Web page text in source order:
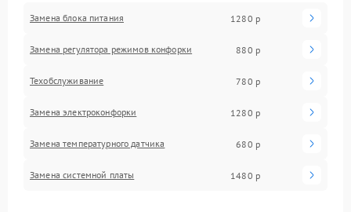
Замена блока питания 1280 р
Замена регулятора режимов конфорки 880 р
Техобслуживание 780 р
Замена электроконфорки 1280 р
Замена температурного датчика 680 р
Замена системной платы 1480 р